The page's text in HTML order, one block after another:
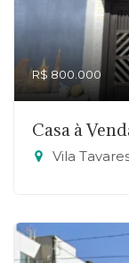
R$ 800.000
Casa à
Vila